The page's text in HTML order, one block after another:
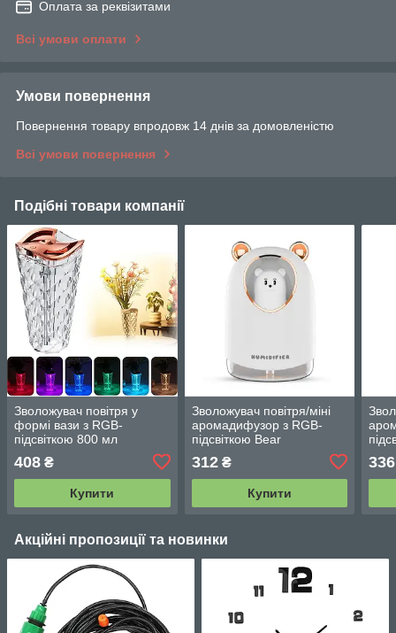
Оплата за реквізитами
Всі умови оплати
Умови повернення
Повернення товару впродовж 14 днів за домовленістю
Всі умови повернення
Подібні товари компанії
Зволожувач повітря у
формі вази з RGB-
підсвіткою 800 мл
408 ₴
Купити
Зволожувач повітря/міні
аромадифузор з RGB-
підсвіткою Bear
312₴
Купити
336
Акційні пропозиції та новинки